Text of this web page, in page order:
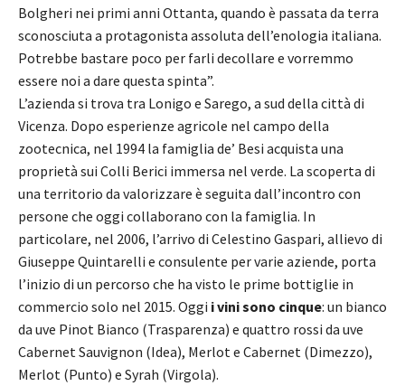
Bolgheri nei primi anni Ottanta, quando è passata da terra
sconosciuta a protagonista assoluta dell’enologia italiana.
Potrebbe bastare poco per farli decollare e vorremmo
essere noi a dare questa spinta”.
L’azienda si trova tra Lonigo e Sarego, a sud della città di
Vicenza. Dopo esperienze agricole nel campo della
zootecnica, nel 1994 la famiglia de’ Besi acquista una
proprietà sui Colli Berici immersa nel verde. La scoperta di
una territorio da valorizzare è seguita dall’incontro con
persone che oggi collaborano con la famiglia. In
particolare, nel 2006, l’arrivo di Celestino Gaspari, allievo di
Giuseppe Quintarelli e consulente per varie aziende, porta
l’inizio di un percorso che ha visto le prime bottiglie in
commercio solo nel 2015. Oggi i vini sono cinque: un bianco
da uve Pinot Bianco (Trasparenza) e quattro rossi da uve
Cabernet Sauvignon (Idea), Merlot e Cabernet (Dimezzo),
Merlot (Punto) e Syrah (Virgola).